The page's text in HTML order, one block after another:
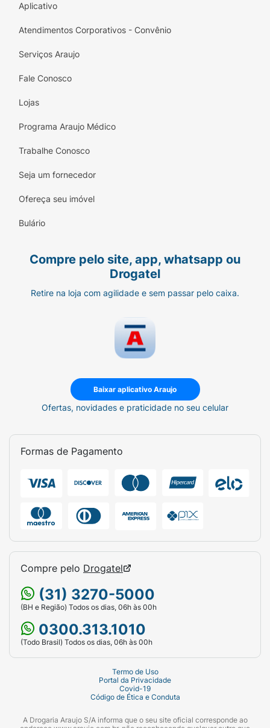
Aplicativo
Atendimentos Corporativos - Convênio
Serviços Araujo
Fale Conosco
Lojas
Programa Araujo Médico
Trabalhe Conosco
Seja um fornecedor
Ofereça seu imóvel
Bulário
Compre pelo site, app, whatsapp ou
Drogatel
Retire na loja com agilidade e sem passar pelo caixa.
Baixar aplicativo Araujo
Ofertas, novidades e praticidade no seu celular
Formas de Pagamento
Compre pelo Drogatel
(31) 3270-5000
(BH e Região) Todos os dias, 06h às 00h
0300.313.1010
(Todo Brasil) Todos os dias, 06h às 00h
Termo de Uso
Portal da Privacidade
Covid-19
Código de Ética e Conduta
A Drogaria Araujo S/A informa que o seu site oficial corresponde ao